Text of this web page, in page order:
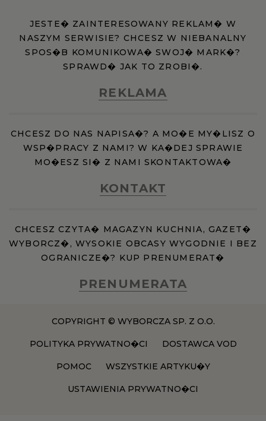
JESTE� ZAINTERESOWANY REKLAM� W
NASZYM SERWISIE? CHCESZ W NIEBANALNY
SPOS�B KOMUNIKOWA� SWOJ� MARK�?
SPRAWD� JAK TO ZROBI�.
REKLAMA
CHCESZ DO NAS NAPISA�? A MO�E MY�LISZ O
WSP�PRACY Z NAMI? W KA�DEJ SPRAWIE
MO�ESZ SI� Z NAMI SKONTAKTOWA�
KONTAKT
CHCESZ CZYTA� MAGAZYN KUCHNIA, GAZET�
WYBORCZ�, WYSOKIE OBCASY WYGODNIE I BEZ
OGRANICZE�? KUP PRENUMERAT�
PRENUMERATA
COPYRIGHT © WYBORCZA SP. Z O.O.
POLITYKA PRYWATNO�CI DOSTAWCA VOD
POMOC WSZYSTKIE ARTYKU�Y
USTAWIENIA PRYWATNO�CI